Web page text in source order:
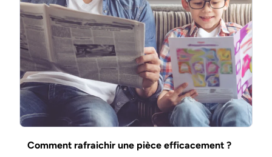
Comment rafraichir une pièce efficacement ?